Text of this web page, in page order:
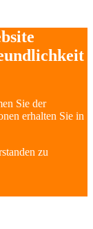
Sie der
erhalten Sie in
zu